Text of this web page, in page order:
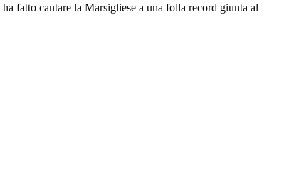
fatto cantare la Marsigliese a una folla record giunta al